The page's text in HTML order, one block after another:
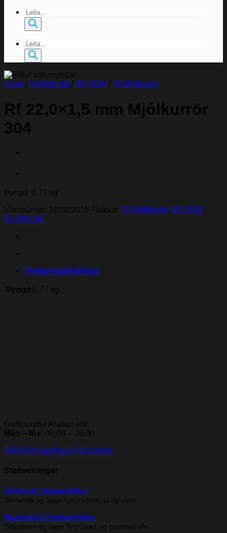
Products
search
Products
search
Heim / Ryðfrítt stál / RF RÖR / Rf Mjólkurrör
Rf 22,0×1,5 mm Mjólkurrör
304
Þyngd: 0,77 kg
Vörunúmer: 782022015 Flokkar: Rf Mjólkurrör, RF RÖR,
Ryðfrítt stál
Frekari upplýsingar
Þyngd 0,77 kg
Guðmundur Arason ehf.
Mán – fös: 08:00 – 16:00
568 6844 ga@ga.is Facebook
Staðsetningar
Íshella 10, Hafnarfjörður
Skrifstofa og lager fyrir ryðfrítt, ál og plast.
Rauðhella 2, Hafnarfjörður
Sölumenn og lager fyrir svart og grunnað efni.